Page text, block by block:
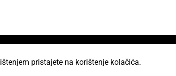
pristajete na korištenje kolačića.